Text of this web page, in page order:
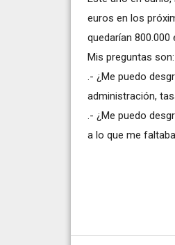
euros en los
quedarían
Mis preguntas son:
.- ¿Me puedo
administración,
.- ¿Me puedo
a lo que me